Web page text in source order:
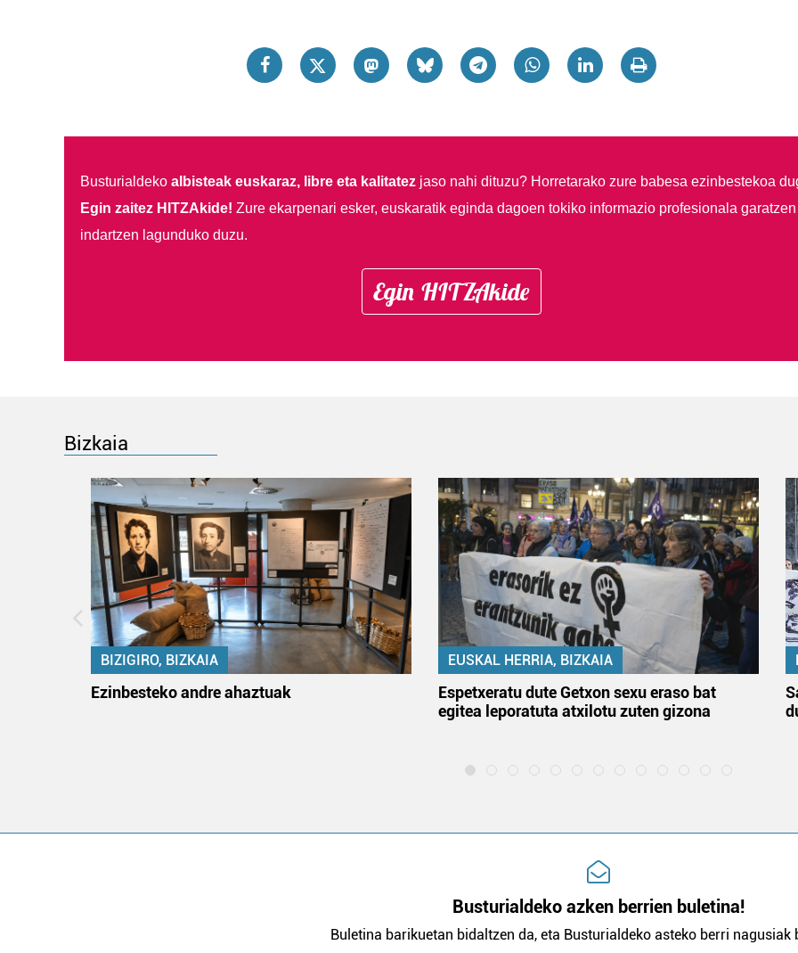
Busturialdeko albisteak euskaraz, libre eta kalitatezjaso nahi dituzu? Horretarako zure babesa ezinbestekoa
Egin zaitez HITZAkide! Zure ekarpenari esker, euskaratik eginda dagoen tokiko informazio profesionala garatzen
indartzen lagunduko duzu.
Egin HITZAkide
Bizkaia
BIZIGIRO, BIZKAIA
Ezinbesteko andre ahaztuak
EUSKAL HERRIA, BIZKAIA
Espetxeratu dute Getxon sexu eraso bat
egitea leporatuta atxilotu zuten gizona
Busturialdeko azken berrien buletina!
Buletina barikuetan bidaltzen da, eta Busturialdeko asteko berri nagusiak